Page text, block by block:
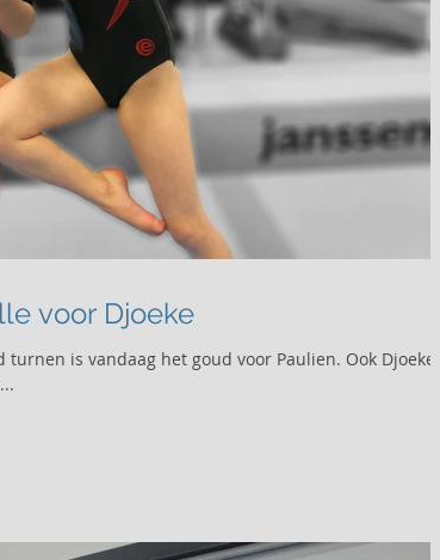
voor Djoeke
is vandaag het goud voor Paulien. Ook Djoeke